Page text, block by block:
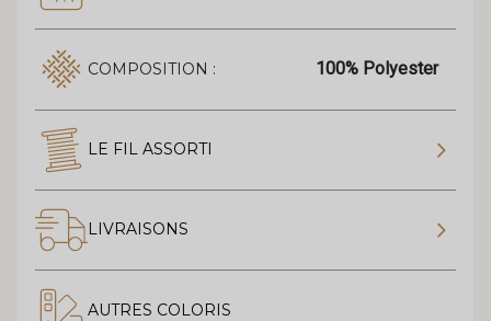
COMPOSITION : 100% Polyester
LE FIL ASSORTI
LIVRAISONS
AUTRES COLORIS